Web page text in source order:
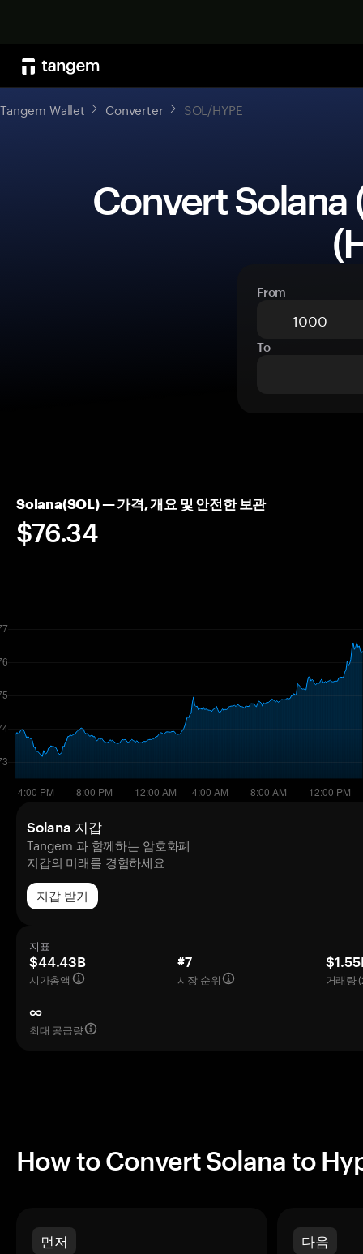
Tangem Wallet Converter SOL/HYPE
From
To
Solana(SOL) — 가격, 개요 및 안전한 보관
$76.34
Solana 지갑
Tangem 과 함께하는 암호화폐
지갑의 미래를 경험하세요
지갑 받기
지표
$44.43B
시가총액
#7
시장 순위
거래량
∞
최대 공급량
How to Convert Solana to
먼저 다음